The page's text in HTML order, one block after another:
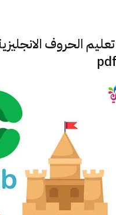
الحروف